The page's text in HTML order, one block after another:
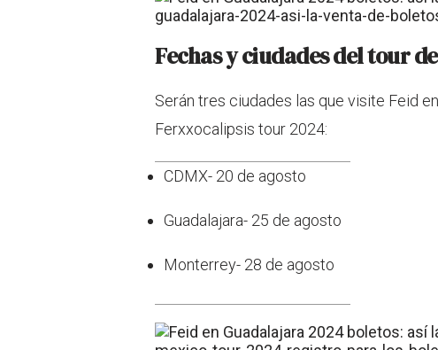
Fechas y ciudades del tour
Serán tres ciudades las que visite Feid
Ferxxocalipsis tour 2024:
CDMX- 20 de agosto
Guadalajara- 25 de agosto
Monterrey- 28 de agosto